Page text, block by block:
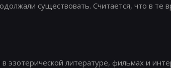
существовать. Считается, что в
эзотерической литературе, фильмах и